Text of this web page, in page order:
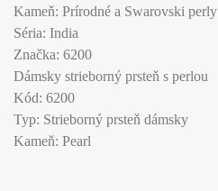
Kameň: Prírodné a Swarovski perly
Séria: India
Značka: 6200
Dámsky strieborný prsteň s perlou
Kód: 6200
Typ: Strieborný prsteň dámsky
Kameň: Pearl